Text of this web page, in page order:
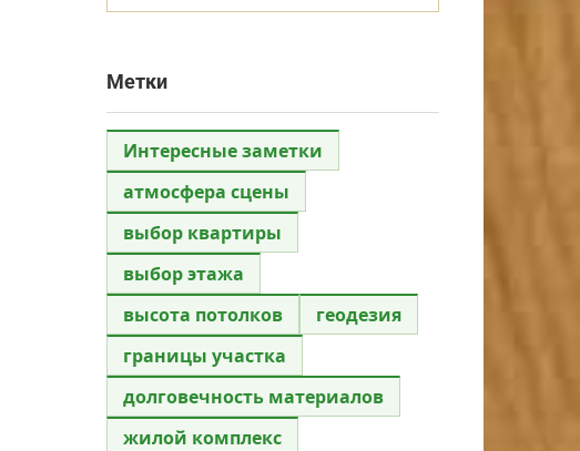
Метки
Интересные заметки
атмосфера сцены
выбор квартиры
выбор этажа
высота потолков
геодезия
границы участка
долговечность материалов
жилой комплекс